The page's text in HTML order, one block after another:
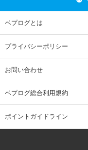
ベプログとは
プライバシーポリシー
お問い合わせ
ベプログ総合利用規約
ポイントガイドライン